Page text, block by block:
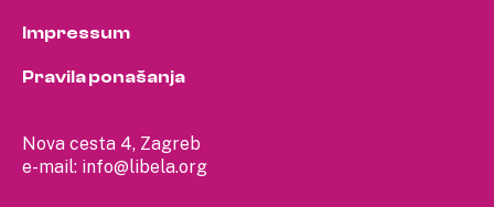
Nova cesta 4, Zagreb
e-mail: info@libela.org
Impressum
Pravila ponašanja